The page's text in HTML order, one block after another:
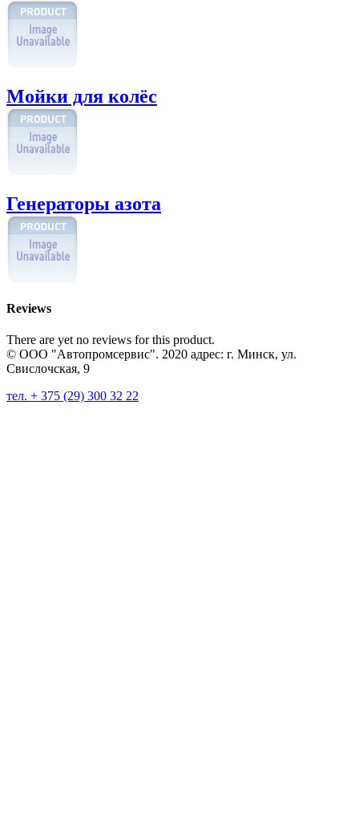
Мойки для колёс
Генераторы азота
Reviews
There are yet no reviews for this product.
© ООО "Автопромсервис". 2020 адрес: г. Минск, ул.
Свислочская, 9
тел. + 375 (29) 300 32 22